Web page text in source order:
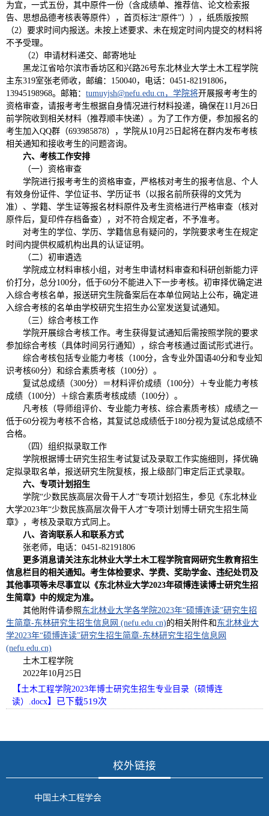
为宜，一式五份，其中原件一份（含成绩单、推荐信、论文检索报
告、思想品德考核表等原件），首页标注“原件”）），纸质版按照
（2）要求时间内报送。未按上述要求、未在规定时间内提交的材料将
不予受理。
（2）申请材料递交、邮寄地址
黑龙江省哈尔滨市香坊区和兴路26号东北林业大学土木工程学院
主东319室张老师收，邮编：150040，电话：0451-82191806，
13945198968。邮箱： tumuyjsh@nefu.edu.cn，学院将开展报考考生的
资格审查，请报考考生根据自身情况进行材料投递，确保在11月26日
前学院收到相关材料（推荐顺丰快递）。为了工作方便，参加报名的
考生加入QQ群（693985878），学院从10月25日起将在群内发布考核
相关通知和接收考生的问题咨询。
六、考核工作安排
（一）资格审查
学院进行报考考生的资格审查，严格核对考生的报考信息、个人
有效身份证件、学位证书、学历证书（以报名前所获得的文凭为
准）、学籍、学生证等报名材料原件及考生资格进行严格审查（核对
原件后，复印件存档备查），对不符合规定者，不予准考。
对考生的学位、学历、学籍信息有疑问的，学院要求考生在规定
时间内提供权威机构出具的认证证明。
（二）初审遴选
学院成立材料审核小组，对考生申请材料审查和科研创新能力评
价打分，总分100分，低于60分不能进入下一步考核。初审择优确定进
入综合考核名单，报送研究生院备案后在本单位网站上公布，确定进
入综合考核的名单由学校研究生招生办公室发送复试通知。
（三）综合考核工作
学院开展综合考核工作。考生获得复试通知后需按照学院的要求
参加综合考核（具体时间另行通知），综合考核通过面试形式进行。
综合考核包括专业能力考核（100分，含专业外国语40分和专业知
识考核60分）和综合素质考核（100分）。
复试总成绩（300分）＝材料评价成绩（100分）＋专业能力考核
成绩（100分）＋综合素质考核成绩（100分）。
凡考核（导师组评价、专业能力考核、综合素质考核）成绩之一
低于60分视为考核不合格，其复试总成绩低于180分视为复试总成绩不
合格。
（四）组织拟录取工作
学院根据博士研究生招生考试复试及录取工作实施细则，择优确
定拟录取名单，报送研究生院复核，报上级部门审定后正式录取。
六、专项计划招生
学院“少数民族高层次骨干人才”专项计划招生，参见《东北林业
大学2023年“少数民族高层次骨干人才”专项计划博士研究生招生简
章》，考核及录取方式同上。
八、咨询联系人和联系方式
张老师，电话：0451-82191806
更多消息请关注东北林业大学土木工程学院官网研究生教育招生
信息栏目的相关通知。考生体检要求、学费、奖助学金、违纪处罚及
其他事项等未尽事宜以《东北林业大学2023年硕博连读博士研究生招
生简章》中的规定为准。
其他附件请参照东北林业大学各学院2023年“硕博连读”研究生招
生简章-东林研究生招生信息网 (nefu.edu.cn)的相关附件和 东北林业大
学2023年“硕博连读”研究生招生简章-东林研究生招生信息网
(nefu.edu.cn)
土木工程学院
2022年10月25日
【 土木工程学院2023年博士研究生招生专业目录（硕博连
读）.docx】已下载519次
校外链接
中国土木工程学会